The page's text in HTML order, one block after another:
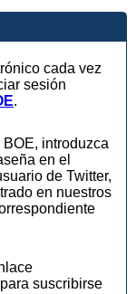
cada vez
sesión
.
introduzca
en el
de Twitter,
en nuestros
para suscribirse